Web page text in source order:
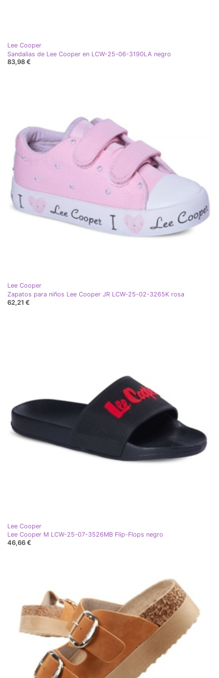
Lee Cooper
Sandalias de Lee Cooper en LCW-25-06-3190LA negro
83,98 €
Lee Cooper
Zapatos para niños Lee Cooper JR LCW-25-02-3265K rosa
62,21 €
Lee Cooper
Lee Cooper M LCW-25-07-3526MB Flip-Flops negro
46,66 €